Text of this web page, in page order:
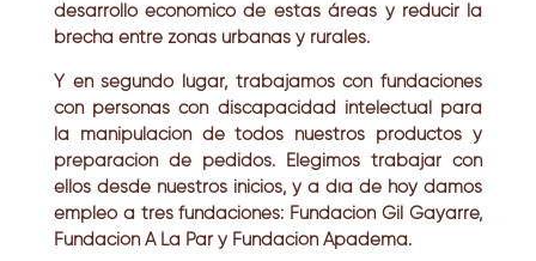
desarrollo económico de estas áreas y reducir la
brecha entre zonas urbanas y rurales.
Y en segundo lugar, trabajamos con fundaciones
con personas con discapacidad intelectual para
la manipulación de todos nuestros productos y
preparación de pedidos. Elegimos trabajar con
ellos desde nuestros inicios, y a día de hoy damos
empleo a tres fundaciones: Fundación Gil Gayarre,
Fundación A La Par y Fundación Apadema.